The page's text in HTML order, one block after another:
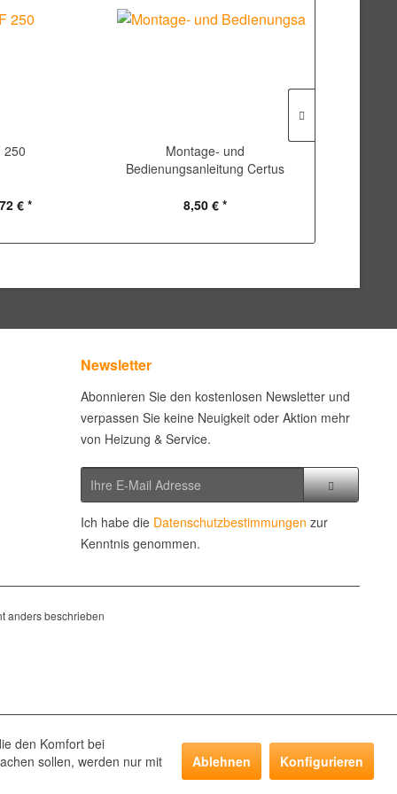
250
€ *
Montage- und
Bedienungsanleitung Certus
8,50 € *
Newsletter
Abonnieren Sie den kostenlosen Newsletter und
verpassen Sie keine Neuigkeit oder Aktion mehr
von Heizung & Service.
Ich habe die Datenschutzbestimmungen zur
Kenntnis genommen.
anders beschrieben
den Komfort bei
sollen, werden nur mit
Ablehnen Konfigurieren